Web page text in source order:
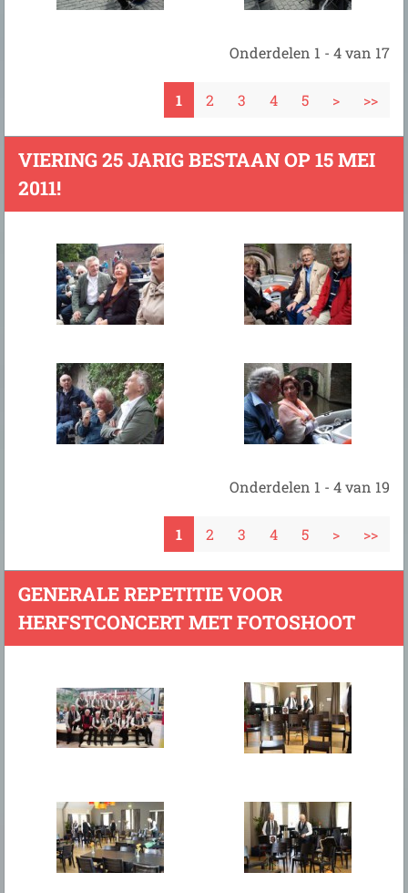
Onderdelen 1 - 4 van 17
1 2 3 4 5 > >>
VIERING 25 JARIG BESTAAN OP 15 MEI
2011!
Onderdelen 1 - 4 van 19
1 2 3 4 5 > >>
GENERALE REPETITIE VOOR
HERFSTCONCERT MET FOTOSHOOT